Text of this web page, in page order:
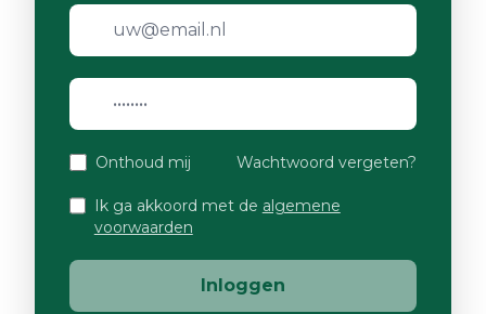
Onthoud mij Wachtwoord vergeten?
Ik ga akkoord met de algemene
voorwaarden
Inloggen